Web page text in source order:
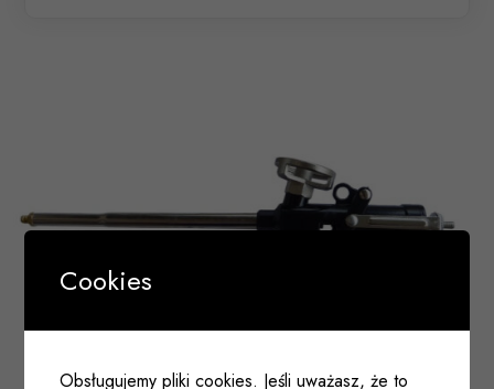
Cookies
Obsługujemy pliki cookies. Jeśli uważasz, że to